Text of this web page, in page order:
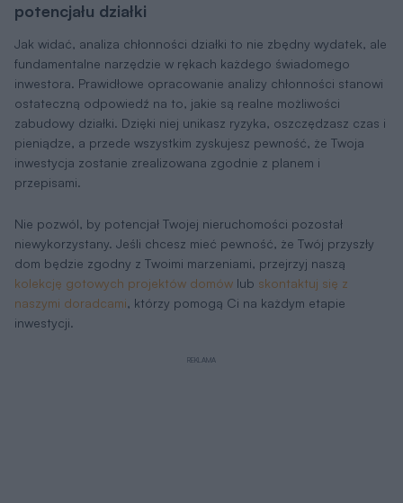
potencjału działki
Jak widać, analiza chłonności działki to nie zbędny wydatek, ale
fundamentalne narzędzie w rękach każdego świadomego
inwestora. Prawidłowe opracowanie analizy chłonności stanowi
ostateczną odpowiedź na to, jakie są realne możliwości
zabudowy działki. Dzięki niej unikasz ryzyka, oszczędzasz czas i
pieniądze, a przede wszystkim zyskujesz pewność, że Twoja
inwestycja zostanie zrealizowana zgodnie z planem i
przepisami.
Nie pozwól, by potencjał Twojej nieruchomości pozostał
niewykorzystany. Jeśli chcesz mieć pewność, że Twój przyszły
dom będzie zgodny z Twoimi marzeniami, przejrzyj naszą
kolekcję gotowych projektów domów lub skontaktuj się z
naszymi doradcami, którzy pomogą Ci na każdym etapie
inwestycji.